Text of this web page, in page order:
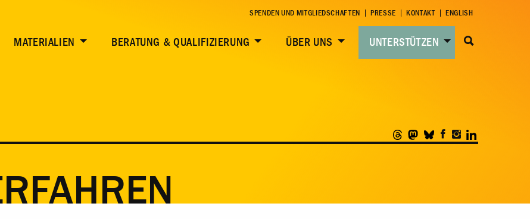
SPENDEN UND MITGLIEDSCHAFTEN PRESSE KONTAKT ENGLISH
MATERIALIEN BERATUNG & QUALIFIZIERUNG ÜBER UNS UNTERSTÜTZEN